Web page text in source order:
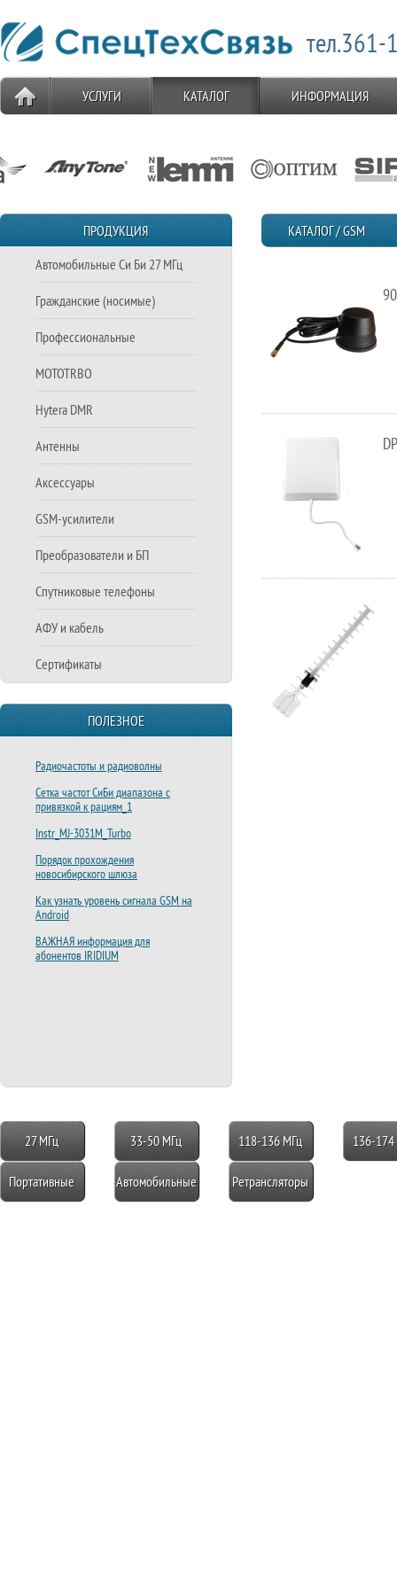
тел.361-
УСЛУГИ КАТАЛОГ ИНФОРМАЦИЯ
ПРОДУКЦИЯ
Автомобильные Си Би 27 МГц
Гражданские (носимые)
Профессиональные
MOTOTRBO
Hytera DMR
Антенны
Аксессуары
GSM-усилители
Преобразователи и БП
Спутниковые телефоны
АФУ и кабель
Сертификаты
ПОЛЕЗНОЕ
Радиочастоты и радиоволны
Сетка частот СиБи диапазона с
привязкой к рациям_1
Instr_MJ-3031M_Turbo
Порядок прохождения
новосибирского шлюза
Как узнать уровень сигнала GSM на
Android
ВАЖНАЯ информация для
абонентов IRIDIUM
КАТАЛОГ / GSM
27 МГц 33-50 МГц 118-136 МГц 136-
Портативные Автомобильные Ретрансляторы